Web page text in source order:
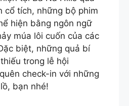
cổ tích, những bộ phim
hiện bằng ngôn ngữ
múa lôi cuốn của các
biệt, những quả bí
trong lễ hội
check-in với những
bạn nhé!